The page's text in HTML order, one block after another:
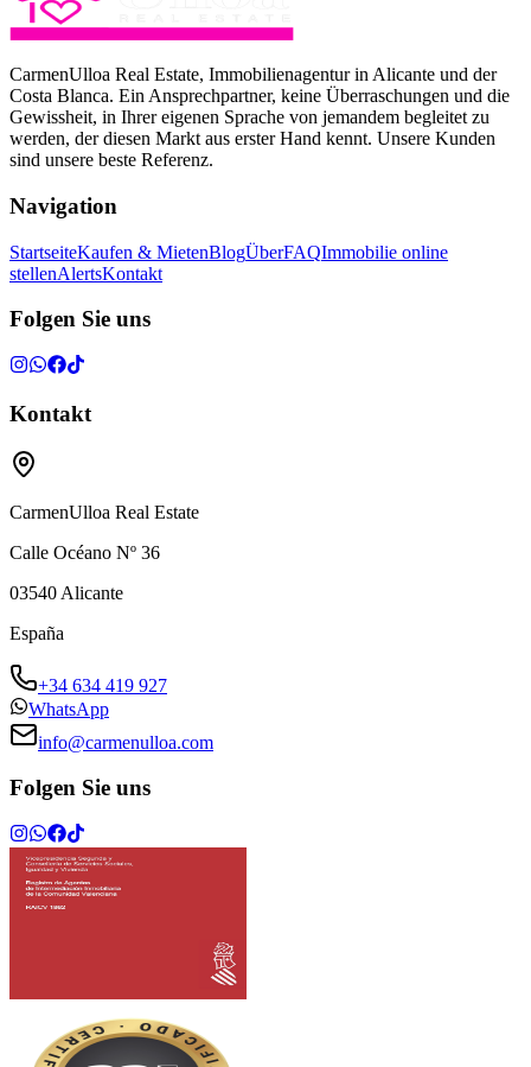
CarmenUlloa Real Estate, Immobilienagentur in Alicante und der
Costa Blanca. Ein Ansprechpartner, keine Überraschungen und die
Gewissheit, in Ihrer eigenen Sprache von jemandem begleitet zu
werden, der diesen Markt aus erster Hand kennt. Unsere Kunden
sind unsere beste Referenz.
Navigation
StartseiteKaufen & MietenBlogÜberFAQImmobilie online
stellenAlertsKontakt
Folgen Sie uns
Kontakt
CarmenUlloa Real Estate
Calle Océano Nº 36
03540 Alicante
España
+34 634 419 927
WhatsApp
info@carmenulloa.com
Folgen Sie uns